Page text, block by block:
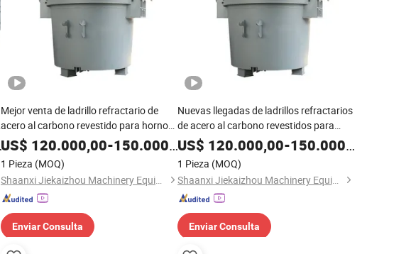
Mejor venta de ladrillo refractario de
acero al carbono revestido para horno
de inducción eléctrica para metalurgia y
fundición
US$ 120.000,00-150.000,00
1 Pieza (MOQ)
Shaanxi Jiekaizhou Machinery Equipment Co., Ltd.
Enviar Consulta
Nuevas llegadas de ladrillos refractarios
de acero al carbono revestidos para
horno eléctrico de potes de escoria para
la industria de tratamiento térmico
US$ 120.000,00-150.000,00
1 Pieza (MOQ)
Shaanxi Jiekaizhou Machinery Equipment Co., Ltd.
Enviar Consulta